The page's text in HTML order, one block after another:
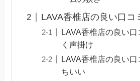
LAVA香椎店の良い口コ
LAVA香椎店の良い
く声掛け
LAVA香椎店の良い
ちいい